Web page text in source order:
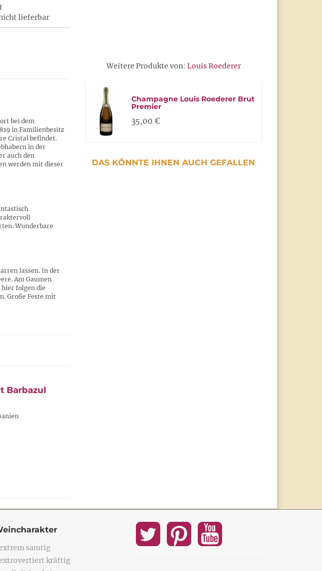
lieferbar
bei dem
in Familienbesitz
Cristal befindet.
in der
auch den
werden mit dieser
Wunderbare
lassen. In der
Am Gaumen
hier folgen die
Große Feste mit
Barbazul
Weitere Produkte von: Louis Roederer
Champagne Louis Roederer Brut
Premier
35,00 €
DAS KÖNNTE IHNEN AUCH GEFALLEN
samtig
kräftig